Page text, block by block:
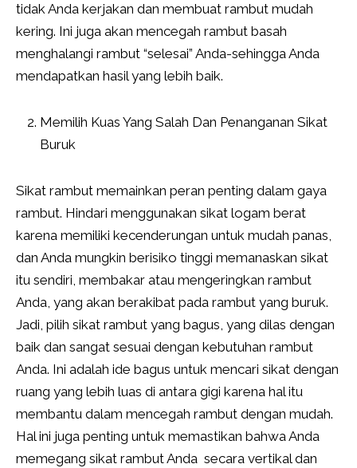
tidak Anda kerjakan dan membuat rambut mudah
kering. Ini juga akan mencegah rambut basah
menghalangi rambut “selesai” Anda-sehingga Anda
mendapatkan hasil yang lebih baik.
Memilih Kuas Yang Salah Dan Penanganan Sikat
Buruk
Sikat rambut memainkan peran penting dalam gaya
rambut. Hindari menggunakan sikat logam berat
karena memiliki kecenderungan untuk mudah panas,
dan Anda mungkin berisiko tinggi memanaskan sikat
itu sendiri, membakar atau mengeringkan rambut
Anda, yang akan berakibat pada rambut yang buruk.
Jadi, pilih sikat rambut yang bagus, yang dilas dengan
baik dan sangat sesuai dengan kebutuhan rambut
Anda. Ini adalah ide bagus untuk mencari sikat dengan
ruang yang lebih luas di antara gigi karena hal itu
membantu dalam mencegah rambut dengan mudah.
Hal ini juga penting untuk memastikan bahwa Anda
memegang sikat rambut Anda secara vertikal dan